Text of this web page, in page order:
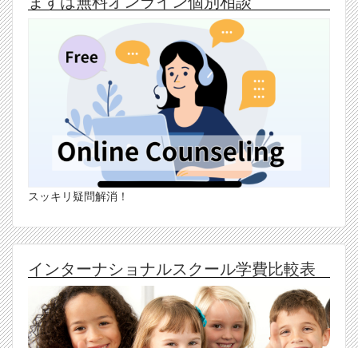
スッキリ疑問解消！
インターナショナルスクール学費比較表